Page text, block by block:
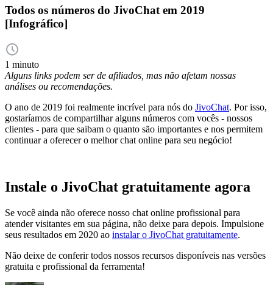
Todos os números do JivoChat em 2019
[Infográfico]
1 minuto
Alguns links podem ser de afiliados, mas não afetam nossas
análises ou recomendações.
O ano de 2019 foi realmente incrível para nós do JivoChat. Por isso,
gostaríamos de compartilhar alguns números com vocês - nossos
clientes - para que saibam o quanto são importantes e nos permitem
continuar a oferecer o melhor chat online para seu negócio!
Instale o JivoChat gratuitamente agora
Se você ainda não oferece nosso chat online profissional para
atender visitantes em sua página, não deixe para depois. Impulsione
seus resultados em 2020 ao instalar o JivoChat gratuitamente.
Não deixe de conferir todos nossos recursos disponíveis nas versões
gratuita e profissional da ferramenta!